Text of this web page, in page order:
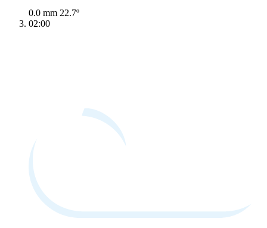
0.0 mm 22.7º
02:00